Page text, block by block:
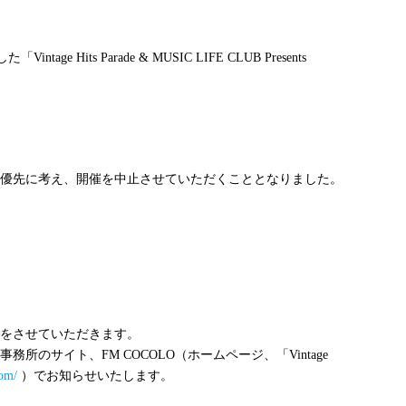
た「 Vintage Hits Parade & MUSIC LIFE CLUB Presents
に考え、開催を中止させていただくこととなりました。
させていただきます。
務所のサイト、 FM COCOLO（ホームページ、「 Vintage
）でお知らせいたします。